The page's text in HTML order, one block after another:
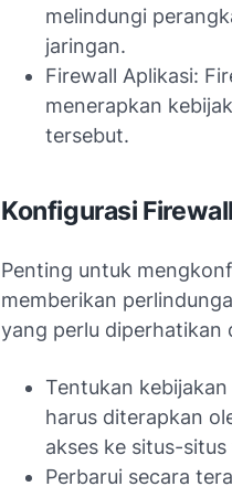
melindungi
jaringan.
Firewall Aplikasi:
menerapkan
tersebut.
Konfigurasi Firewall
Penting untuk
memberikan
yang perlu diperhatikan
Tentukan
harus diterapkan
akses ke situs-
Perbarui secara